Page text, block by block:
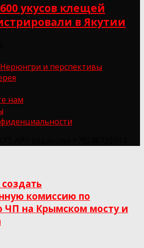
укусов клещей
в Якутии
и перспективы
нам
комиссию по
ЧП на Крымском мосту и